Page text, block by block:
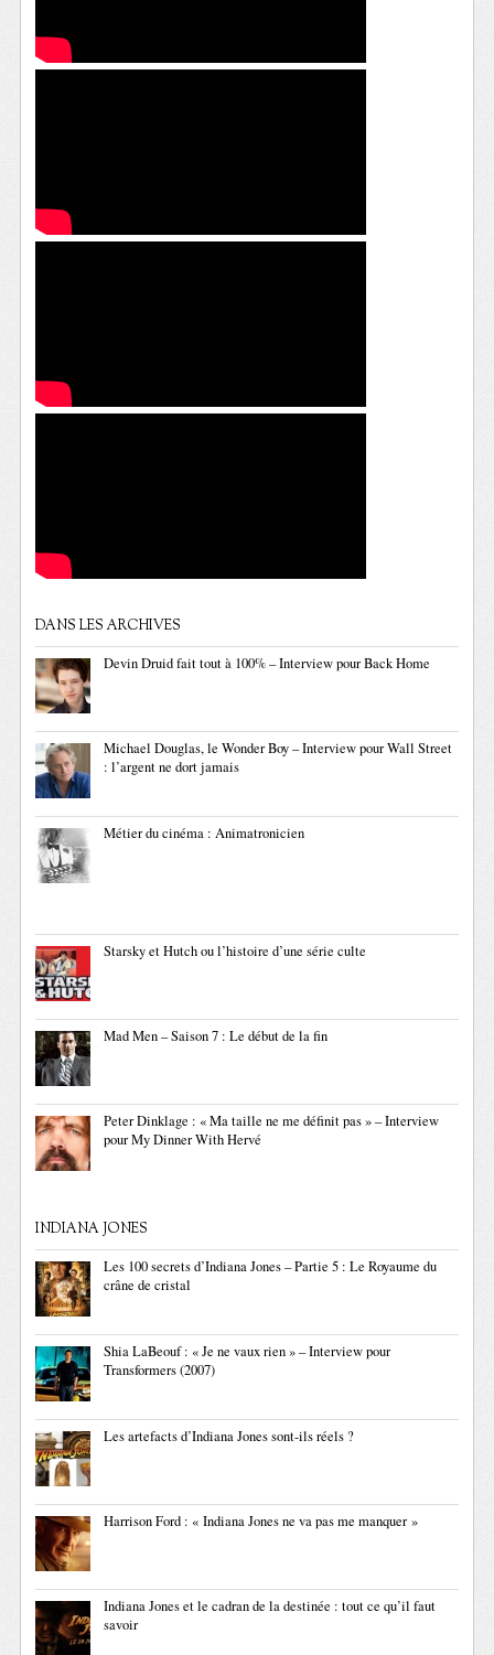
DANS LES ARCHIVES
Devin Druid fait tout à 100% – Interview pour Back Home
Michael Douglas, le Wonder Boy – Interview pour Wall Street
: l’argent ne dort jamais
Métier du cinéma : Animatronicien
Starsky et Hutch ou l’histoire d’une série culte
Mad Men – Saison 7 : Le début de la fin
Peter Dinklage : « Ma taille ne me définit pas » – Interview
pour My Dinner With Hervé
INDIANA JONES
Les 100 secrets d’Indiana Jones – Partie 5 : Le Royaume du
crâne de cristal
Shia LaBeouf : « Je ne vaux rien » – Interview pour
Transformers (2007)
Les artefacts d’Indiana Jones sont-ils réels ?
Harrison Ford : « Indiana Jones ne va pas me manquer »
Indiana Jones et le cadran de la destinée : tout ce qu’il faut
savoir